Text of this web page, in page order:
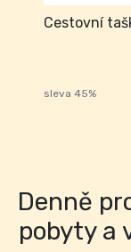
Cestovní
sleva 45%
Denně
pobyty a